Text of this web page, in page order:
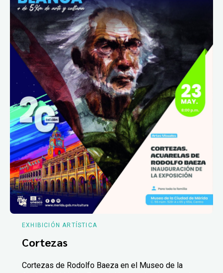
EXHIBICIÓN ARTÍSTICA
Cortezas
Cortezas de Rodolfo Baeza en el Museo de la